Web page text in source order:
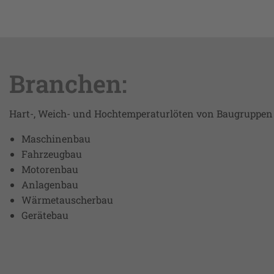
Branchen:
Hart-, Weich- und Hochtemperaturlöten von
Maschinenbau
Fahrzeugbau
Motorenbau
Anlagenbau
Wärmetauscherbau
Gerätebau